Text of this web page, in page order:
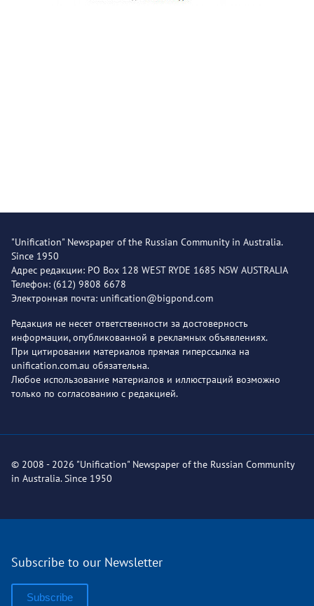
"Unification" Newspaper of the Russian Community in Australia.
Since 1950
Адрес редакции: PO Box 128 WEST RYDE 1685 NSW AUSTRALIA
Телефон: (612) 9808 6678
Электронная почта: unification@bigpond.com
Редакция не несет ответственности за достоверность
информации, опубликованной в рекламных объявлениях.
При цитировании материалов прямая гиперссылка на
unification.com.au обязательна.
Любое использование материалов и иллюстраций возможно
только по согласованию с редакцией.
© 2008 - 2026 "Unification" Newspaper of the Russian Community
in Australia. Since 1950
Subscribe to our Newsletter
Subscribe